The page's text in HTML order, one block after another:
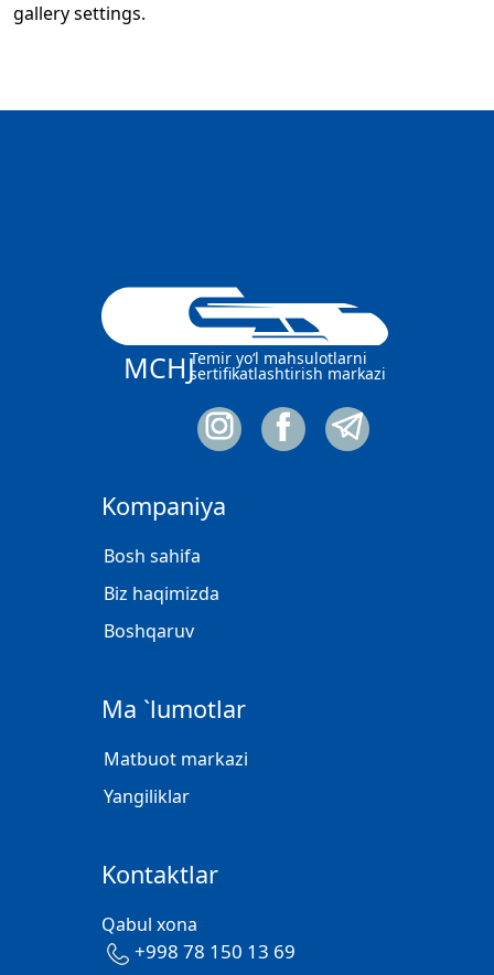
gallery settings.
MCHJTemir yo‘l mahsulotlarni
sertifikatlashtirish markazi
Kompaniya
Bosh sahifa
Biz haqimizda
Boshqaruv
Ma `lumotlar
Matbuot markazi
Yangiliklar
Kontaktlar
Qabul xona
+998 78 150 13 69